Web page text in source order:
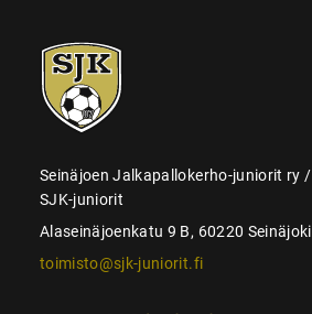
SJK-
juniorit
Seinäjoen Jalkapallokerho-juniorit ry /
SJK-juniorit
Alaseinäjoenkatu 9 B, 60220 Seinäjoki
toimisto@sjk-juniorit.fi